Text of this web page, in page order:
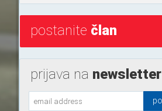
postanite član
prijava na newsletter